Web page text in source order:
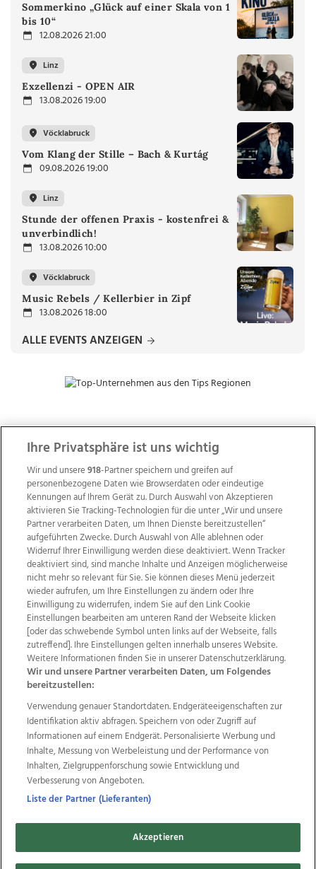
Sommerkino „Glück auf einer Skala von 1
bis 10“
12.08.2026 21:00
Linz
Exzellenzi - OPEN AIR
13.08.2026 19:00
Vöcklabruck
Vom Klang der Stille – Bach & Kurtág
09.08.2026 19:00
Linz
Stunde der offenen Praxis - kostenfrei &
unverbindlich!
13.08.2026 10:00
Vöcklabruck
Music Rebels / Kellerbier in Zipf
13.08.2026 18:00
ALLE EVENTS ANZEIGEN
ZUR NACHRICHTENÜBERSICHT
Wir über uns Mediadaten Kontakt
Jobs
Datenschutz
Impressum
AGB Anzeigekunden
AGB Website
Ehrenkodex Politische Werbung
Weitere Angebote des Medienhauses Wimmer
TV1 di-mog-i.at OÖNow
Ischler Woche
Life Radio
OÖNachrichten
OÖN Immobilien
OÖN Karriere
OÖN Reise
Promenaden Galerien
Regionaljobs
wasistlos.at
Copyrights © 2026 Tips Zeitungs GmbH & Co KG
Ihre Privatsphäre ist uns wichtig
Wir und unsere918-Partner speichern und greifen auf
personenbezogene Daten wie Browserdaten oder eindeutige
Kennungen auf Ihrem Gerät zu. Durch Auswahl von Akzeptieren
aktivieren Sie Tracking-Technologien für die unter „Wir und unsere
Partner verarbeiten Daten, um Ihnen Dienste bereitzustellen“
aufgeführten Zwecke. Durch Auswahl von Alle ablehnen oder
Widerruf Ihrer Einwilligung werden diese deaktiviert. Wenn Tracker
deaktiviert sind, sind manche Inhalte und Anzeigen möglicherweise
nicht mehr so relevant für Sie. Sie können dieses Menü jederzeit
wieder aufrufen, um Ihre Einstellungen zu ändern oder Ihre
Einwilligung zu widerrufen, indem Sie auf den Link Cookie
Einstellungen bearbeiten am unteren Rand der Webseite klicken
[oder das schwebende Symbol unten links auf der Webseite, falls
zutreffend]. Ihre Einstellungen gelten innerhalb unseres Website.
Weitere Informationen finden Sie in unserer Datenschutzerklärung.
Wir und unsere Partner verarbeiten Daten, um Folgendes
bereitzustellen:
Verwendung genauer Standortdaten. Endgeräteeigenschaften zur
Identifikation aktiv abfragen. Speichern von oder Zugriff auf
Informationen auf einem Endgerät. Personalisierte Werbung und
Inhalte, Messung von Werbeleistung und der Performance von
Inhalten, Zielgruppenforschung sowie Entwicklung und
Verbesserung von Angeboten.
Liste der Partner (Lieferanten)
Akzeptieren